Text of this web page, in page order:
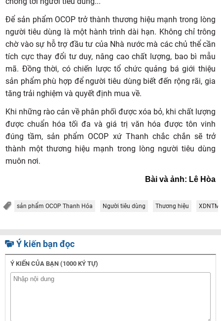
Để sản phẩm OCOP trở thành thương hiệu mạnh trong lòng
người tiêu dùng là một hành trình dài hạn. Không chỉ trông
chờ vào sự hỗ trợ đầu tư của Nhà nước mà các chủ thể cần
tích cực thay đổi tư duy, nâng cao chất lượng, bao bì mẫu
mã. Đồng thời, có chiến lược tổ chức quảng bá giới thiệu
sản phẩm phù hợp để người tiêu dùng biết đến rộng rãi, gia
tăng trải nghiệm và quyết định mua về.
Khi những rào cản về phân phối được xóa bỏ, khi chất lượng
được chuẩn hóa tối đa và giá trị văn hóa được tôn vinh
đúng tầm, sản phẩm OCOP xứ Thanh chắc chắn sẽ trở
thành một thương hiệu mạnh trong lòng người tiêu dùng
muôn nơi.
Bài và ảnh: Lê Hòa
sản phẩm OCOP Thanh Hóa Người tiêu dùng Thương hiệu XDNTM
Ý kiến bạn đọc
Ý KIẾN CỦA BẠN (1000 KÝ TỰ)